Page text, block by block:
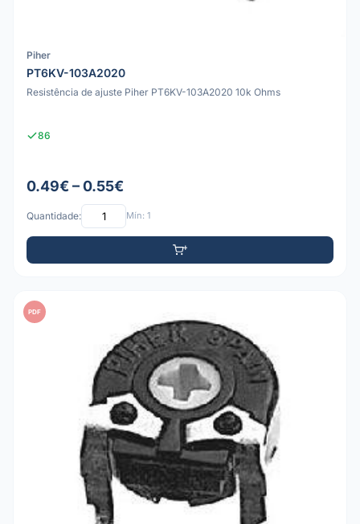
Piher
PT6KV-103A2020
Resistência de ajuste Piher PT6KV-103A2020 10k Ohms
86
0.49€ – 0.55€
Quantidade: Mín: 1
PDF